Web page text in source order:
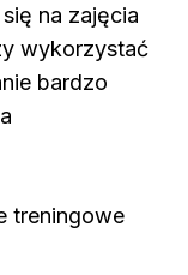
na zajęcia
wykorzystać
bardzo
treningowe